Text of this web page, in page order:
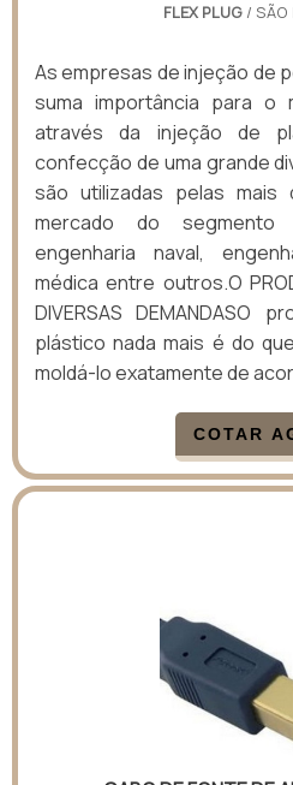
FLEX PLUG / SÃO
As empresas de injeção de
suma importância para o
através da injeção de
confecção de uma grande
são utilizadas pelas mais
mercado do segmento
engenharia naval,
médica entre outros.O
DIVERSAS DEMANDASO
plástico nada mais é do
moldá-lo exatamente de
COTAR